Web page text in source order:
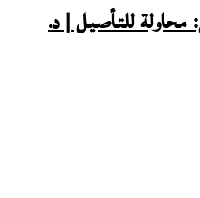
محاولة للتأصيل | د.